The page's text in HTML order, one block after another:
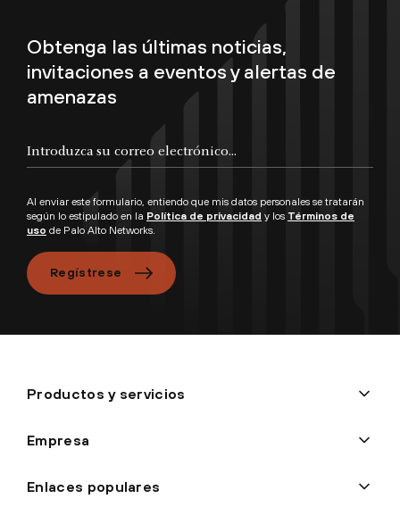
Obtenga las últimas noticias,
invitaciones a eventos y alertas de
amenazas
Al enviar este formulario, entiendo que mis datos personales se tratarán
según lo estipulado en la Política de privacidad y los Términos de
uso de Palo Alto Networks.
Regístrese
Productos y servicios
Empresa
Enlaces populares